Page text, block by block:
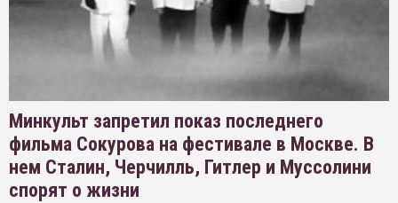
Минкульт запретил показ последнего
фильма Сокурова на фестивале в Москве. В
нем Сталин, Черчилль, Гитлер и Муссолини
спорят о жизни